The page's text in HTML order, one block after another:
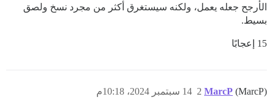
الأرجح جعله يعمل، ولكنه سيستغرق أكثر من مجرد نسخ ولصق
بسيط.
15 إعجابًا
MarcP (MarcP) 14 سبتمبر 2024، 10:18م 2